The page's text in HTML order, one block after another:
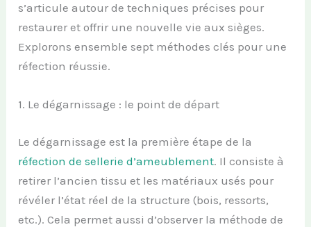
s’articule autour de techniques précises pour
restaurer et offrir une nouvelle vie aux sièges.
Explorons ensemble sept méthodes clés pour une
réfection réussie.
1. Le dégarnissage : le point de départ
Le dégarnissage est la première étape de la
réfection de sellerie d’ameublement. Il consiste à
retirer l’ancien tissu et les matériaux usés pour
révéler l’état réel de la structure (bois, ressorts,
etc.). Cela permet aussi d’observer la méthode de